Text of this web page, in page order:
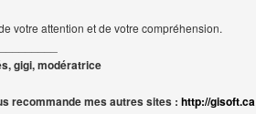
votre attention et de votre compréhension.
gigi, modératrice
recommande mes autres sites : http://gisoft.ca